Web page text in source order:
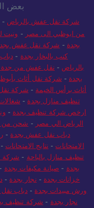
بعض
شركة نقل عفش بالرياض -
من ابوظبي الى مصر - ونيت
بجدة - شركة نقل عفش
كنب بالبخار بجدة -
بالرياض - نقل عفش من جدة
بجدة - شركة نقل أثاث
أثاث برأس الخيمة - شركة نقل
تنظيف منازل بجدة -
ارخص شركة تنظيف بجدة -
الرياض الي مصر - شحن من
دباب نقل عفش بجدة -
الامتحانات - نتايج الامتحانات -
تنظيف منازل بالباحة - شركة
بجدة - صيانة مكيفات بجدة -
خزانات بجدة - نجار بجدة -
ورش مبيدات بجدة -دباب
نجار بجدة - شركة تنظيف